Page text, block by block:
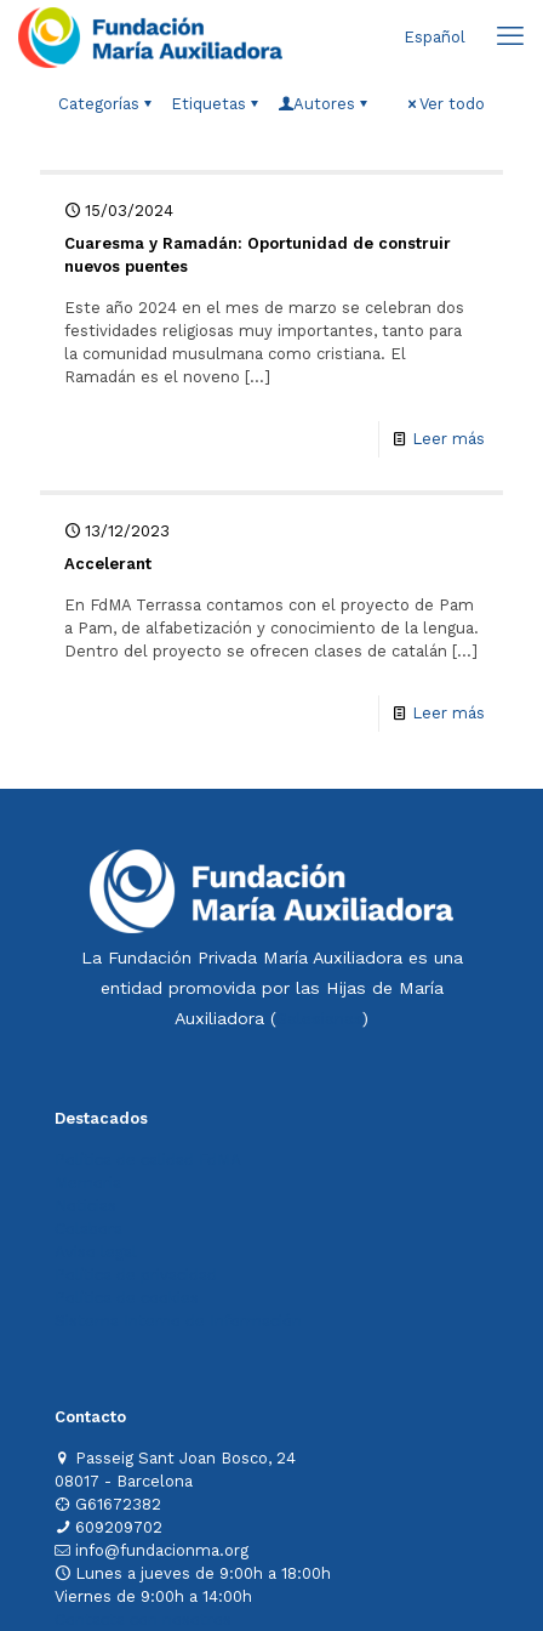
Español
Categorías Etiquetas Autores Ver todo
15/03/2024
Cuaresma y Ramadán: Oportunidad de construir
nuevos puentes
Este año 2024 en el mes de marzo se celebran dos
festividades religiosas muy importantes, tanto para
la comunidad musulmana como cristiana. El
Ramadán es el noveno […]
Leer más
13/12/2023
Accelerant
En FdMA Terrassa contamos con el proyecto de Pam
a Pam, de alfabetización y conocimiento de la lengua.
Dentro del proyecto se ofrecen clases de catalán […]
Leer más
La Fundación Privada María Auxiliadora es una
entidad promovida por las Hijas de María
Auxiliadora (
)
Destacados
Contacto
Passeig Sant Joan Bosco, 24
08017 - Barcelona
G61672382
609209702
info@fundacionma.org
Lunes a jueves de 9:00h a 18:00h
Viernes de 9:00h a 14:00h